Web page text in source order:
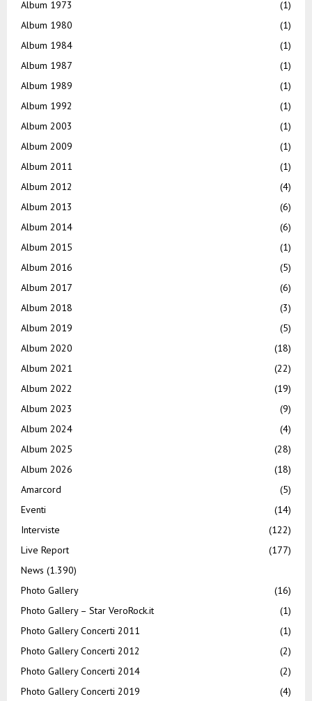
Album 1973
(1)
Album 1980
(1)
Album 1984
(1)
Album 1987
(1)
Album 1989
(1)
Album 1992
(1)
Album 2003
(1)
Album 2009
(1)
Album 2011
(1)
Album 2012
(4)
Album 2013
(6)
Album 2014
(6)
Album 2015
(1)
Album 2016
(5)
Album 2017
(6)
Album 2018
(3)
Album 2019
(5)
Album 2020
(18)
Album 2021
(22)
Album 2022
(19)
Album 2023
(9)
Album 2024
(4)
Album 2025
(28)
Album 2026
(18)
Amarcord
(5)
Eventi
(14)
Interviste
(122)
Live Report
(177)
News (1.390)
Photo Gallery
(16)
Photo Gallery – Star VeroRock.it
(1)
Photo Gallery Concerti 2011
(1)
Photo Gallery Concerti 2012
(2)
Photo Gallery Concerti 2014
(2)
Photo Gallery Concerti 2019
(4)